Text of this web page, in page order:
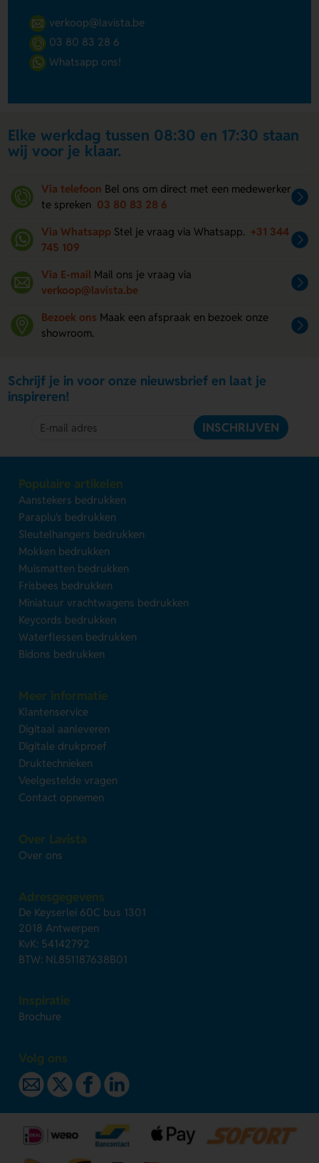
verkoop@lavista.be
03 80 83 28 6
Whatsapp ons!
Elke werkdag tussen 08:30 en 17:30 staan
wij voor je klaar.
Via telefoon Bel ons om direct met een medewerker
te spreken 03 80 83 28 6
Via Whatsapp Stel je vraag via Whatsapp. +31 344
745 109
Via E-mail Mail ons je vraag via
verkoop@lavista.be
Bezoek ons Maak een afspraak en bezoek onze
showroom.
Schrijf je in voor onze nieuwsbrief en laat je
inspireren!
INSCHRIJVEN
Populaire artikelen
Aanstekers bedrukken
Paraplu's bedrukken
Sleutelhangers bedrukken
Mokken bedrukken
Muismatten bedrukken
Frisbees bedrukken
Miniatuur vrachtwagens bedrukken
Keycords bedrukken
Waterflessen bedrukken
Bidons bedrukken
Meer informatie
Klantenservice
Digitaal aanleveren
Digitale drukproef
Druktechnieken
Veelgestelde vragen
Contact opnemen
Over Lavista
Over ons
Adresgegevens
De Keyserlei 60C bus 1301
2018 Antwerpen
KvK: 54142792
BTW: NL851187638B01
Inspiratie
Brochure
Volg ons